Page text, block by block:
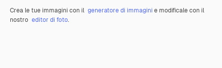
Crea le tue immagini con il generatore di immagini e modificale con il
nostro editor di foto.